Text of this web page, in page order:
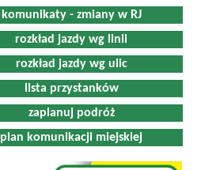
komunikaty - zmiany w RJ
rozkład jazdy wg linii
rozkład jazdy wg ulic
lista przystanków
zaplanuj podróż
plan komunikacji miejskiej